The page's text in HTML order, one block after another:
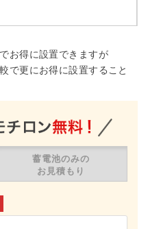
お得に設置できますが
で更にお得に設置すること
蓄電池のみの
お見積もり